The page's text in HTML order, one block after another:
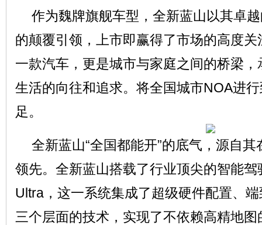
作为魏牌旗舰车型，全新蓝山以其卓
的颠覆引领，上市即赢得了市场的高度
一款汽车，更是城市与家庭之间的桥梁
生活的向往和追求。将全国城市NOA进
足。
全新蓝山“全国都能开”的底气，源自
领先。全新蓝山搭载了行业顶尖的智能
Ultra，这一系统集成了超级硬件配置、
三个层面的技术，实现了不依赖高精地